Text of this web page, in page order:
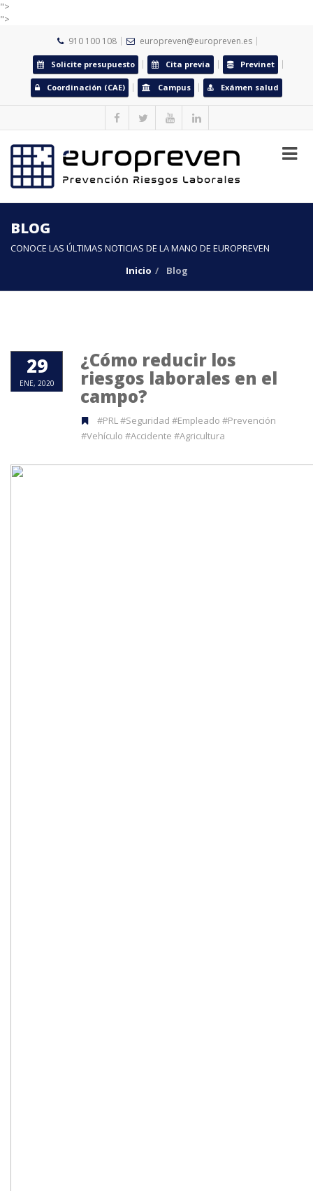
">
">
910 100 108 europreven@europreven.es
Solicite presupuesto Cita previa Previnet
Coordinación (CAE) Campus Exámen salud
BLOG
CONOCE LAS ÚLTIMAS NOTICIAS DE LA MANO DE EUROPREVEN
Inicio
Blog
29
ENE, 2020
¿Cómo reducir los
riesgos laborales en el
campo?
#PRL #Seguridad #Empleado #Prevención
#Vehículo #Accidente #Agricultura